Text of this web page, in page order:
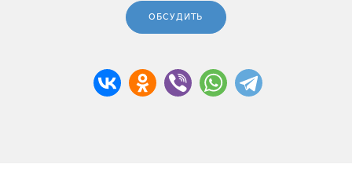
ОБСУДИТЬ